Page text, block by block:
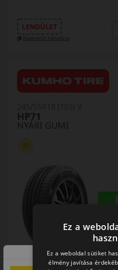
LENDÜLET
Kuponkód másolása
NYÁRI GUMI
HP71
EPREL cimke adatok:
Ez a
Ez a weboldal sütiket
élmény javítása